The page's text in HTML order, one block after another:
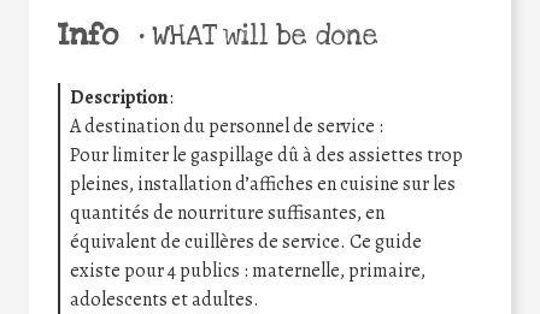
Info •WHAT will be done
Description:
A destination du personnel de service :
Pour limiter le gaspillage dû à des assiettes trop
pleines, installation d’affiches en cuisine sur les
quantités de nourriture suffisantes, en
équivalent de cuillères de service. Ce guide
existe pour 4 publics : maternelle, primaire,
adolescents et adultes.